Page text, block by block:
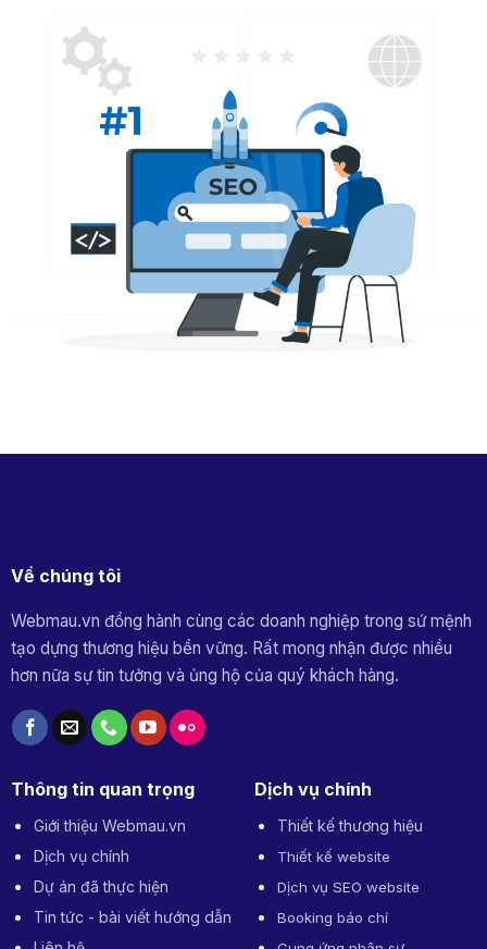
Về chúng tôi
Webmau.vn đồng hành cùng các doanh nghiệp trong sứ mệnh
tạo dựng thương hiệu bền vững. Rất mong nhận được nhiều
hơn nữa sự tin tưởng và ủng hộ của quý khách hàng.
Thông tin quan trọng
Giới thiệu Webmau.vn
Dịch vụ chính
Dự án đã thực hiện
Tin tức - bài viết hướng dẫn
Dịch vụ chính
Thiết kế thương hiệu
Thiết kế website
Dịch vụ SEO website
Booking báo chí